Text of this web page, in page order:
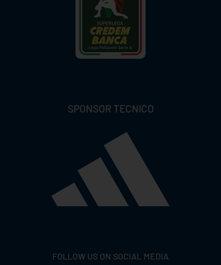
SPONSOR TECNICO
FOLLOW US ON SOCIAL MEDIA